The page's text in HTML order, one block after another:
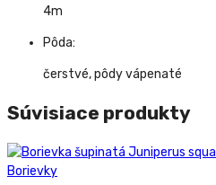
4m
Pôda:
čerstvé, pôdy vápenaté
Súvisiace produkty
Borievky